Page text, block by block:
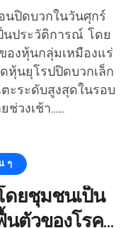
นประวัติการณ์ โดย
องหุ้นกลุ่มเหมืองแร่
หุ้นยุโรปปิดบวกเล็ก
ะระดับสูงสุดในรอบ
วงเช้า…...
ๆ
ดยชุมชนเป็น
ตัวของโรค